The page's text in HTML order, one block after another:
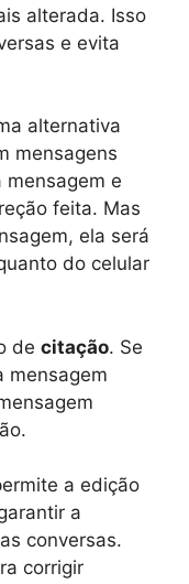
alterada. Isso
e evita
alternativa
mensagens
mensagem e
feita. Mas
ela será
do celular
de citação. Se
mensagem
a edição
a
conversas.
corrigir